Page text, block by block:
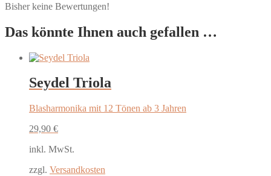
Bisher keine Bewertungen!
Das könnte Ihnen auch gefallen …
Seydel Triola
Blasharmonika mit 12 Tönen ab 3 Jahren
29,90 €
inkl. MwSt.
zzgl. Versandkosten